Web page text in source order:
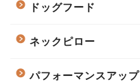
ドッグフード
ネックピロー
パフォーマンスアップ